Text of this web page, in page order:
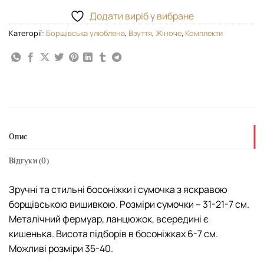
Додати виріб у вибране
Категорії: Борщівська улюблена, Взуття, Жіноче, Комплекти
Опис
Відгуки (0)
Зручні та стильні босоніжки і сумочка з яскравою
борщівською вишивкою. Розміри сумочки – 31-21-7 см.
Металічний фермуар, ланцюжок, всередині є
кишенька. Висота підборів в босоніжках 6-7 см.
Можливі розміри 35-40.